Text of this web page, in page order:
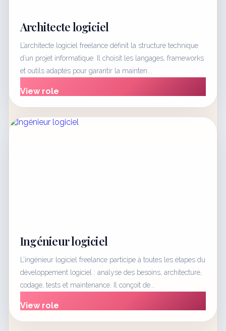
Architecte logiciel
L’architecte logiciel freelance définit la structure technique
d’un projet informatique. Il choisit les langages, frameworks
et outils adaptés pour garantir la mainten...
View role
Ingénieur logiciel
L’ingénieur logiciel freelance participe à toutes les étapes du
développement logiciel : analyse des besoins, architecture,
codage, tests et maintenance. Il conçoit de...
View role